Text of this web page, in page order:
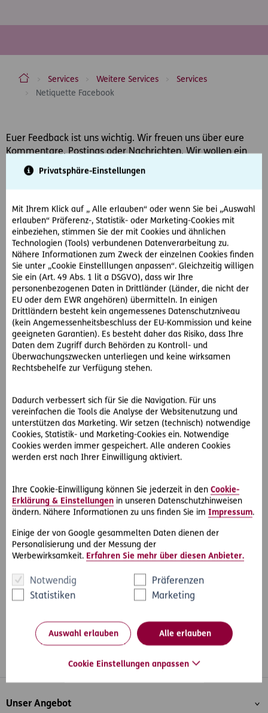
Privatsphäre-Einstellungen
Mit Ihrem Klick auf „ Alle erlauben“ oder wenn Sie bei „Auswahl
erlauben“ Präferenz-, Statistik- oder Marketing-Cookies mit
einbeziehen, stimmen Sie der mit Cookies und ähnlichen
Technologien (Tools) verbundenen Datenverarbeitung zu.
Nähere Informationen zum Zweck der einzelnen Cookies finden
Sie unter „Cookie Einstelllungen anpassen“. Gleichzeitig willigen
Sie ein (Art. 49 Abs. 1 lit a DSGVO), dass wir Ihre
personenbezogenen Daten in Drittländer (Länder, die nicht der
EU oder dem EWR angehören) übermitteln. In einigen
Drittländern besteht kein angemessenes Datenschutzniveau
(kein Angemessenheitsbeschluss der EU-Kommission und keine
geeigneten Garantien). Es besteht daher das Risiko, dass Ihre
Daten dem Zugriff durch Behörden zu Kontroll- und
Überwachungszwecken unterliegen und keine wirksamen
Rechtsbehelfe zur Verfügung stehen.
Dadurch verbessert sich für Sie die Navigation. Für uns
vereinfachen die Tools die Analyse der Websitenutzung und
unterstützen das Marketing. Wir setzen (technisch) notwendige
Cookies, Statistik- und Marketing-Cookies ein. Notwendige
Cookies werden immer gespeichert. Alle anderen Cookies
werden erst nach Ihrer Einwilligung aktiviert.
Ihre Cookie-Einwilligung können Sie jederzeit in den Cookie-
Erklärung & Einstellungen in unseren Datenschutzhinweisen
ändern. Nähere Informationen zu uns finden Sie im Impressum.
Einige der von Google gesammelten Daten dienen der
Personalisierung und der Messung der
Werbewirksamkeit. Erfahren Sie mehr über diesen Anbieter.
Notwendig
Präferenzen
Statistiken
Marketing
Auswahl erlauben Alle erlauben
Cookie Einstellungen anpassen
ERGO Versicherung Aktiengesellschaft
Services Weitere Services
Services
Netiquette Facebook
Euer Feedback ist uns wichtig. Wir freuen uns über eure
Kommentare, Postings oder Nachrichten. Wir wollen ein
offenes und angenehmes Gesprächsklima. Das bedeutet,
dass auf unserer Seite ein respektvoller Umgangston
gepflegt wird. Daher bitten wir euch, folgende Netiquette
zu beachten:
Umgangston
Jeder hat das Recht der freien Meinungsäußerung. Bitte
äußert eure Meinung daher in sachlich konstruktiver Form
und verzichtet auf Beleidigungen oder Beschimpfungen
sowie diskriminierende oder herabwertende Aussagen.
Unzulässige Inhalte
Wir wollen unseren Fans eine spam- und werbefreie Seite
bieten. Daher postet bitte keine Spam-Inhalte oder
Werbung. Auch illegale oder pornografische Inhalte oder
Verlinkungen sind untersagt.
(z. B. Urheberrecht). Gebt bitte zu eurem eigenen Schutz
keine persönlichen Daten oder Vertragsdetails öffentlich
bekannt (Datenschutz), sondern sendet uns einfach ein E-
Mail ansocialmedia@ergo-versicherung.at. Bitte postet
auch keine Namen oder persönlichen Informationen, die
Allgemeine Gesetze sowie Regeln des Social Media-Kanals
müssen eingehalten werden. Wir behalten uns das Recht
vor, Beiträge, die nicht unserer Netiquette entsprechen, zu
löschen. Gibt es Personen, die wiederholt gegen unsere
Richtlinien verstoßen, erlauben wir uns, diese komplett zu
blockieren. ERGO haftet nicht für Inhalte Dritter, die wir
oder User auf unserer Seite teilen.
WhatsappFacebookInstagramLinkedInBlog
Inhaltsübersicht
Unser Angebot